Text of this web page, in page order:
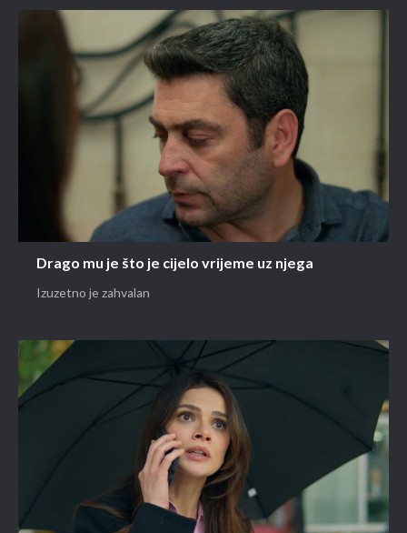
Drago mu je što je cijelo vrijeme uz njega
Izuzetno je zahvalan